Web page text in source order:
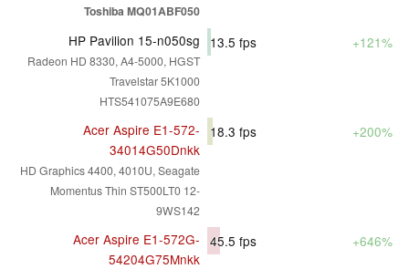
Toshiba MQ01ABF050
HP Pavilion 15-n050sg
Radeon HD 8330, A4-5000, HGST
Travelstar 5K1000
HTS541075A9E680
13.5 fps +121%
Acer Aspire E1-572-
34014G50Dnkk
HD Graphics 4400, 4010U, Seagate
Momentus Thin ST500LT0 12-
9WS142
18.3 fps +200%
Acer Aspire E1-572G-
54204G75Mnkk
45.5 fps +646%